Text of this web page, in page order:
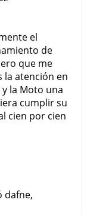
el
de
que me
la atención en
la Moto una
cumplir su
cien por cien
dafne,